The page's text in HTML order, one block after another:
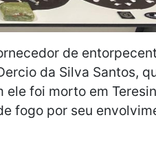
de
da Silva Santos,
foi morto em
fogo por seu